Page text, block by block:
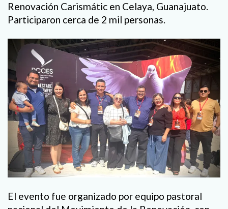
Renovación Carismátic en Celaya, Guanajuato.
Participaron cerca de 2 mil personas.
El evento fue organizado por equipo pastoral